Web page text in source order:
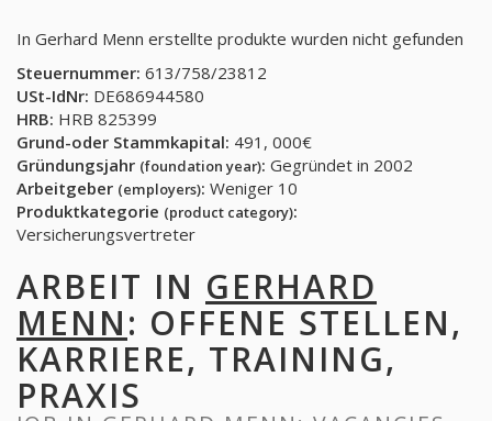
In Gerhard Menn erstellte produkte wurden nicht gefunden
Steuernummer: 613/758/23812
USt-IdNr: DE686944580
HRB: HRB 825399
Grund-oder Stammkapital: 491, 000€
Gründungsjahr (foundation year): Gegründet in 2002
Arbeitgeber (employers): Weniger 10
Produktkategorie (product category):
Versicherungsvertreter
ARBEIT IN GERHARD
MENN: OFFENE STELLEN,
KARRIERE, TRAINING,
PRAXIS